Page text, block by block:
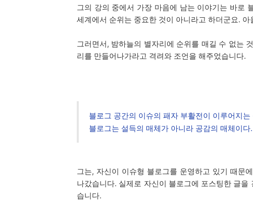
그의 강의 중에서 가장 마음에 남는 이야기는 바로
세계에서 순위는 중요한 것이 아니라고 하더군요.
그러면서, 밤하늘의 별자리에 순위를 매길 수 없는
리를 만들어나가라고 격려와 조언을 해주었습니다.
블로그 공간의 이슈의 패자 부활전이 이루어지는
블로그는 설득의 매체가 아니라 공감의 매체이다.
그는, 자신이 이슈형 블로그를 운영하고 있기 때문
나갔습니다. 실제로 자신이 블로그에 포스팅한 글
습니다.